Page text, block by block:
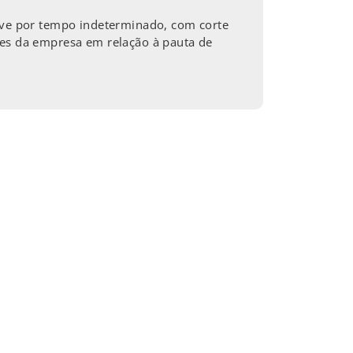
por tempo indeterminado, com corte
da empresa em relação à pauta de